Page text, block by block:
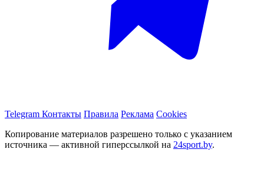
Telegram Контакты Правила Реклама Cookies
Копирование материалов разрешено только с указанием
источника — активной гиперссылкой на 24sport.by.